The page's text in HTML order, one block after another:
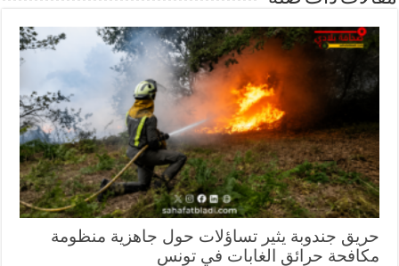
جندوبة يثير تساؤلات حول جاهزية منظومة
حرائق الغابات في تونس